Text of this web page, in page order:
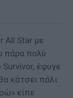
All Star με
πάρα πολύ
έφυγε
κάτσει πάλι
είπε